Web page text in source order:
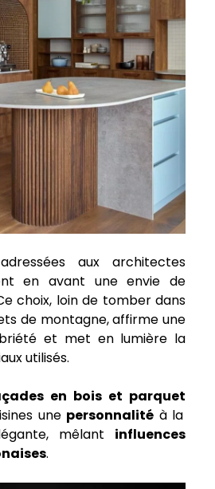
aux architectes
en avant une envie de
choix, loin de tomber dans
de montagne, affirme une
et met en lumière la
utilisés.
en bois et parquet
une personnalité à la
mêlant influences
.